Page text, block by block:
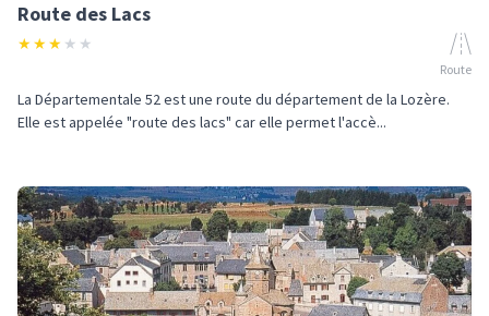
Route des Lacs
★★★ ★ ★
Route
La Départementale 52 est une route du département de la Lozère.
Elle est appelée "route des lacs" car elle permet l'accè...